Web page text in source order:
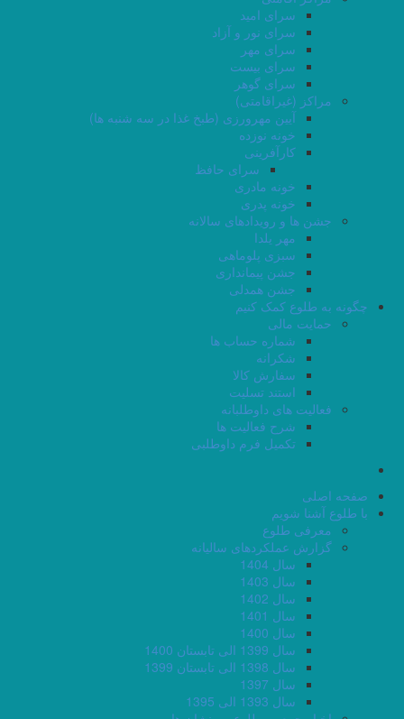
سرای امید
سرای نور و آزاد
سرای مهر
سرای بیست
سرای گوهر
مراکز (غیراقامتی)
آیین مهرورزی (طبخ غذا در سه شنبه ها)
خونه نوزده
کارآفرینی
سرای حافظ
خونه مادری
خونه پدری
جشن ها و رویدادهای سالانه
مهر یلدا
سبزی پلوماهی
جشن پیمانداری
جشن همدلی
چگونه به طلوع کمک کنیم
حمایت مالی
شماره حساب ها
شکرانه
سفارش کالا
استند تسلیت
فعالیت های داوطلبانه
شرح فعالیت ها
تکمیل فرم داوطلبی
صفحه اصلی
با طلوع آشنا شویم
معرفی طلوع
گزارش عملکردهای سالیانه
سال 1404
سال 1403
سال 1402
سال 1401
سال 1400
سال 1399 الی تابستان 1400
سال 1398 الی تابستان 1399
سال 1397
سال 1393 الی 1395